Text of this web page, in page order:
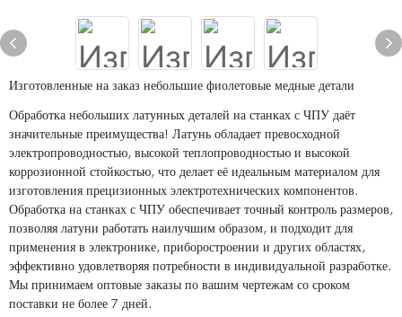
Изготовленные на заказ небольшие фиолетовые медные детали
Обработка небольших латунных деталей на станках с ЧПУ даёт
значительные преимущества! Латунь обладает превосходной
электропроводностью, высокой теплопроводностью и высокой
коррозионной стойкостью, что делает её идеальным материалом для
изготовления прецизионных электротехнических компонентов.
Обработка на станках с ЧПУ обеспечивает точный контроль размеров,
позволяя латуни работать наилучшим образом, и подходит для
применения в электронике, приборостроении и других областях,
эффективно удовлетворяя потребности в индивидуальной разработке.
Мы принимаем оптовые заказы по вашим чертежам со сроком
поставки не более 7 дней.